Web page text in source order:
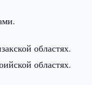
областях.
областях.